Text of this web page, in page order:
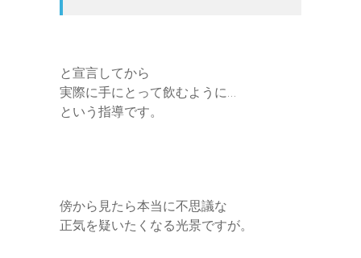
と宣言してから
実際に手にとって飲むように…
という指導です。
傍から見たら本当に不思議な
正気を疑いたくなる光景ですが。